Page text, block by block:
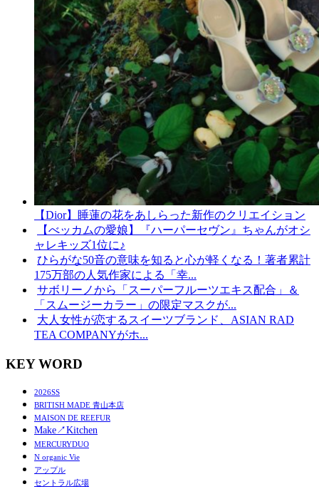
【Dior】睡蓮の花をあしらった新作のクリエイション
【べッカムの愛娘】『ハーパーセヴン』ちゃんがオシ
ャレキッズ1位に♪
ひらがな50音の意味を知ると心が軽くなる！著者累計
175万部の人気作家による「幸...
サボリーノから「スーパーフルーツエキス配合」＆
「スムージーカラー」の限定マスクが...
大人女性が恋するスイーツブランド、ASIAN RAD
TEA COMPANYがホ...
KEY WORD
2026SS
BRITISH MADE 青山本店
MAISON DE REEFUR
Make↗︎Kitchen
MERCURYDUO
N organic Vie
アップル
セントラル広場